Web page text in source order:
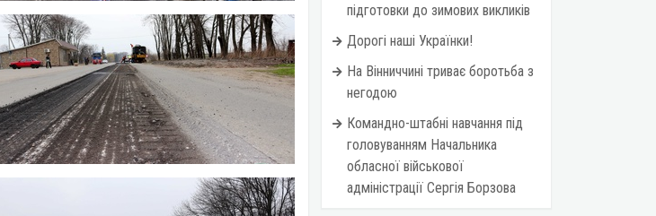
підготовки до зимових викликів
Дорогі наші Українки!
На Вінниччині триває боротьба з
негодою
Командно-штабні навчання під
головуванням Начальника
обласної військової
адміністрації Сергія Борзова